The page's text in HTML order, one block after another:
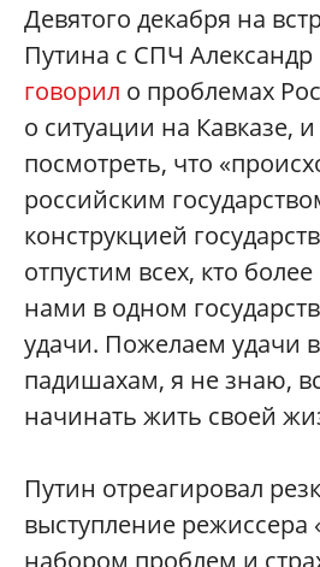
Девятого декабря на
Путина с СПЧ Александр
говорил о проблемах
о ситуации на Кавказе,
посмотреть, что
российским
конструкцией
отпустим всех, кто
нами в одном
удачи. Пожелаем удачи
падишахам, я не знаю,
начинать жить своей
Путин отреагировал
выступление
набором проблем и